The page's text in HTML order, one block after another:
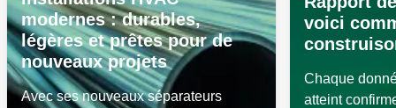
modernes : durables,
légères et prêtes pour de
nouveaux projets
Avec ses nouveaux séparateurs
voici
Chaque
atteint